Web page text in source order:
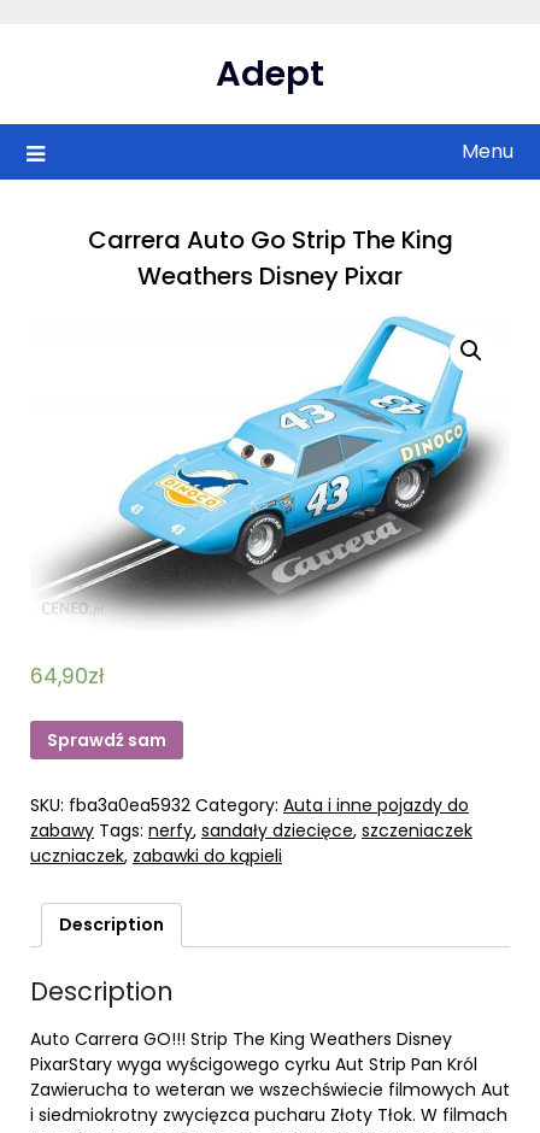
Adept
Menu
Carrera Auto Go Strip The King
Weathers Disney Pixar
64,90zł
Sprawdź sam
SKU: fba3a0ea5932 Category: Auta i inne pojazdy do
zabawy Tags: nerfy, sandały dziecięce, szczeniaczek
uczniaczek, zabawki do kąpieli
Description
Description
Auto Carrera GO!!! Strip The King Weathers Disney
PixarStary wyga wyścigowego cyrku Aut Strip Pan Król
Zawierucha to weteran we wszechświecie filmowych Aut
i siedmiokrotny zwycięzca pucharu Złoty Tłok. W filmach